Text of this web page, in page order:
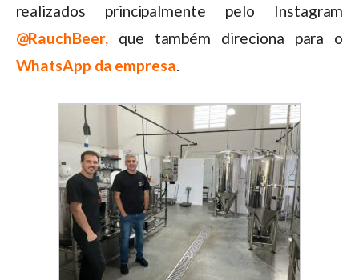
realizados principalmente pelo Instagram
@RauchBeer,que também direciona para o
WhatsApp da empresa.